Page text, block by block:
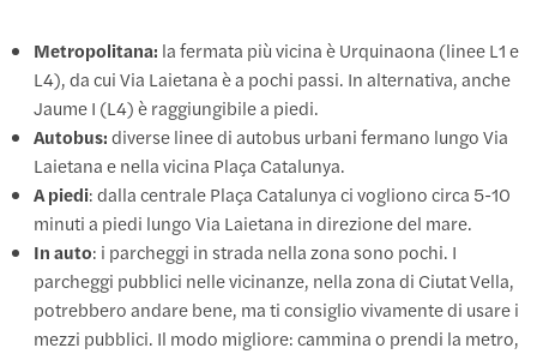
Metropolitana: la fermata più vicina è Urquinaona (linee L1 e
L4), da cui Via Laietana è a pochi passi. In alternativa, anche
Jaume I (L4) è raggiungibile a piedi.
Autobus:diverse linee di autobus urbani fermano lungo Via
Laietana e nella vicina Plaça Catalunya.
A piedi: dalla centrale Plaça Catalunya ci vogliono circa 5-10
minuti a piedi lungo Via Laietana in direzione del mare.
In auto: i parcheggi in strada nella zona sono pochi. I
parcheggi pubblici nelle vicinanze, nella zona di Ciutat Vella,
potrebbero andare bene, ma ti consiglio vivamente di usare i
mezzi pubblici. Il modo migliore: cammina o prendi la metro,